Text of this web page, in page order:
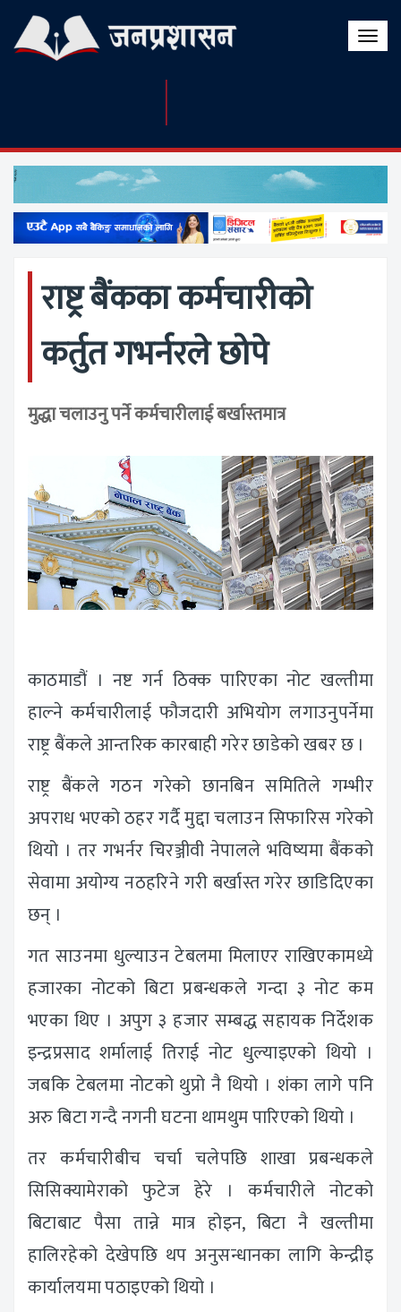
Toggle
राष्ट्र बैंकका कर्मचारीको
कर्तुत गभर्नरले छोपे
मुद्धा चलाउनु पर्ने कर्मचारीलाई बर्खास्तमात्र
काठमाडौं । नष्ट गर्न ठिक्क पारिएका नोट खल्तीमा
हाल्ने कर्मचारीलाई फौजदारी अभियोग लगाउनुपर्नेमा
राष्ट्र बैंकले आन्तरिक कारबाही गरेर छाडेको खबर छ ।
राष्ट्र बैंकले गठन गरेको छानबिन समितिले गम्भीर
अपराध भएको ठहर गर्दै मुद्दा चलाउन सिफारिस गरेको
थियो । तर गभर्नर चिरञ्जीवी नेपालले भविष्यमा बैंकको
सेवामा अयोग्य नठहरिने गरी बर्खास्त गरेर छाडिदिएका
छन् ।
गत साउनमा धुल्याउन टेबलमा मिलाएर राखिएकामध्ये
हजारका नोटको बिटा प्रबन्धकले गन्दा ३ नोट कम
भएका थिए । अपुग ३ हजार सम्बद्ध सहायक निर्देशक
इन्द्रप्रसाद शर्मालाई तिराई नोट धुल्याइएको थियो ।
जबकि टेबलमा नोटको थुप्रो नै थियो । शंका लागे पनि
अरु बिटा गन्दै नगनी घटना थामथुम पारिएको थियो ।
तर कर्मचारीबीच चर्चा चलेपछि शाखा प्रबन्धकले
सिसिक्यामेराको फुटेज हेरे । कर्मचारीले नोटको
बिटाबाट पैसा तान्ने मात्र होइन, बिटा नै खल्तीमा
हालिरहेको देखेपछि थप अनुसन्धानका लागि केन्द्रीइ
कार्यालयमा पठाइएको थियो ।